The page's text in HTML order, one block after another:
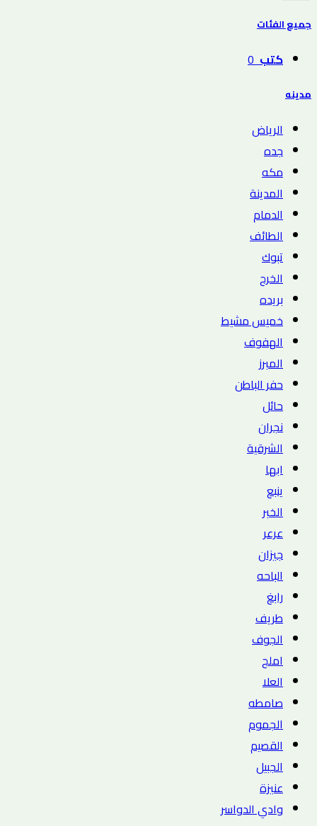
جميع الفئات
كتب0
مدينه
الرياض
جده
مكه
المدينة
الدمام
الطائف
تبوك
الخرج
بريده
خميس مشيط
الهفوف
المبرز
حفر الباطن
حائل
نجران
الشرقية
ابها
ينبع
الخبر
عرعر
جيزان
الباحه
رابغ
طريف
الجوف
املج
العلا
صامطه
الجموم
القصيم
الجبيل
عنيزة
وادي الدواسر